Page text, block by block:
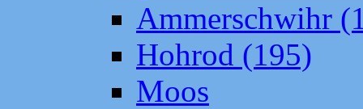
Ammerschwihr
Hohrod (195)
Moos